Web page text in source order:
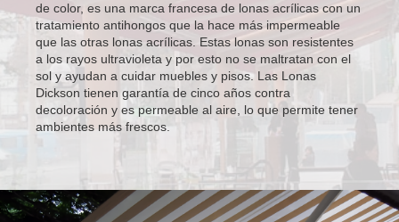
de color, es una marca francesa de lonas acrílicas con un
tratamiento antihongos que la hace más impermeable
que las otras lonas acrílicas. Estas lonas son resistentes
a los rayos ultravioleta y por esto no se maltratan con el
sol y ayudan a cuidar muebles y pisos. Las Lonas
Dickson tienen garantía de cinco años contra
decoloración y es permeable al aire, lo que permite tener
ambientes más frescos.